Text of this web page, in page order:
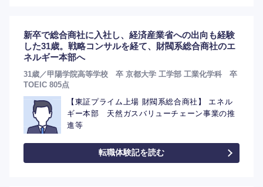
新卒で総合商社に入社し、経済産業省への出向も経験
した31歳。戦略コンサルを経て、財閥系総合商社のエ
ネルギー本部へ
31歳／甲陽学院高等学校 卒 京都大学 工学部 工業化学科 卒
TOEIC 805点
【東証プライム上場 財閥系総合商社】 エネル
ギー本部 天然ガスバリューチェーン事業の推
進等
転職体験記を読む